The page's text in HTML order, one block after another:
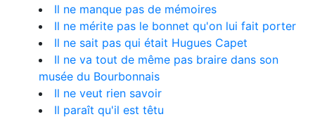
Il ne manque pas de mémoires
Il ne mérite pas le bonnet qu'on lui fait porter
Il ne sait pas qui était Hugues Capet
Il ne va tout de même pas braire dans son
musée du Bourbonnais
Il ne veut rien savoir
Il paraît qu'il est têtu